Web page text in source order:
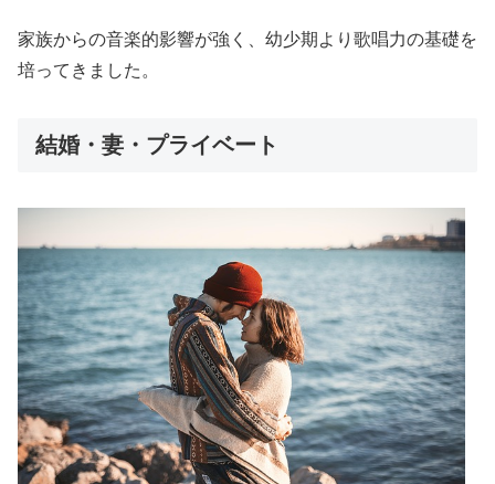
家族からの音楽的影響が強く、幼少期より歌唱力の基礎を
培ってきました。
結婚・妻・プライベート